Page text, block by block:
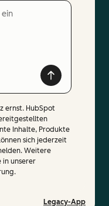
ernst. HubSpot
Inhalte, Produkte
sich jederzeit
Weitere
in unserer
Legacy-App